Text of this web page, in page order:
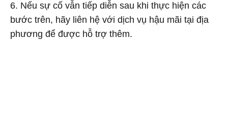
6. Nếu sự cố vẫn tiếp diễn sau khi thực hiện các
bước trên, hãy liên hệ với dịch vụ hậu mãi tại địa
phương để được hỗ trợ thêm.